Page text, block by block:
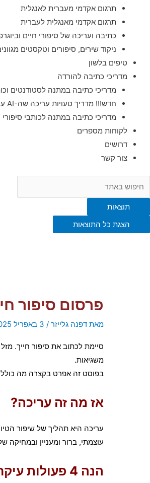
תרגום אקדמי מעברית לאנגלית
תרגום אקדמי מאנגלית לעברית
כתיבה ועריכה של סיפורי חיים
ניקוד שירים, סיפורים וטקסטים
טיפים בלשון
מדריכי כתיבה להורדה
מדריכי כתיבה במתנה לסטודנטים
חדש!!! מדריך טעויות עריכה שה-AI עושה בעבודות אקדמיות
מדריכי כתיבה במתנה לכותבי סיפורי
לקוחות מספרים
דרושים
צור קשר
תוצאות
הצגת כל התוצאות
פרסום סיפור
מאת דפנה גלייזר / 3 באפריל 2025
סיימת לכתוב את סיפור חייך.
משגיאות.
בפוסט זה אפרט בקצרה מה כולל
אז מה זה עריכה?
עריכה היא תהליך של שיפור
עוצמתי, ברור ומעניין ובמחיקה
הנה 4 פעולות עיקריות שעושים בעריכה: